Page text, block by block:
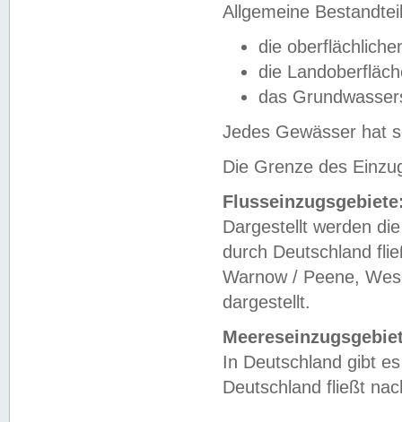
Allgemeine
die
die
das
Jedes Gewässer hat
Die Grenze des
Dargestellt werden
durch Deutschland
Warnow / Peene,
dargestellt.
In Deutschland gibt
Deutschland fließt